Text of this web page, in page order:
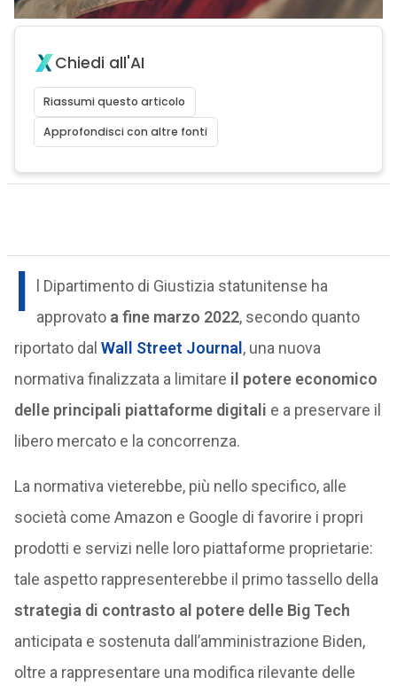
Chiedi all'AI
Riassumi questo articolo
Approfondisci con altre fonti
I
l Dipartimento di Giustizia statunitense ha
approvato a fine marzo 2022, secondo quanto
riportato dal Wall Street Journal , una nuova
normativa finalizzata a limitare il potere economico
delle principali piattaforme digitali e a preservare il
libero mercato e la concorrenza.
La normativa vieterebbe, più nello specifico, alle
società come Amazon e Google di favorire i propri
prodotti e servizi nelle loro piattaforme proprietarie:
tale aspetto rappresenterebbe il primo tassello della
strategia di contrasto al potere delle Big Tech
anticipata e sostenuta dall’amministrazione Biden,
oltre a rappresentare una modifica rilevante delle